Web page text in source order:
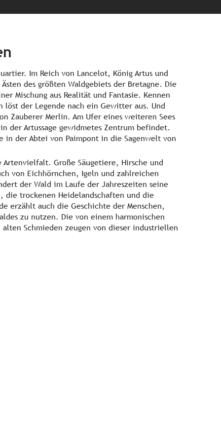
Im Reich von Lancelot, König Artus und
des größten Waldgebiets der Bretagne. Die
Mischung aus Realität und Fantasie. Kennen
löst der Legende nach ein Gewitter aus. Und
Zauberer Merlin. Am Ufer eines weiteren Sees
der Artussage gewidmetes Zentrum befindet.
in der Abtei von Paimpont in die Sagenwelt von
Große Säugetiere, Hirsche und
von Eichhörnchen, Igeln und zahlreichen
der Wald im Laufe der Jahreszeiten seine
die trockenen Heidelandschaften und die
erzählt auch die Geschichte der Menschen,
zu nutzen. Die von einem harmonischen
alten Schmieden zeugen von dieser industriellen